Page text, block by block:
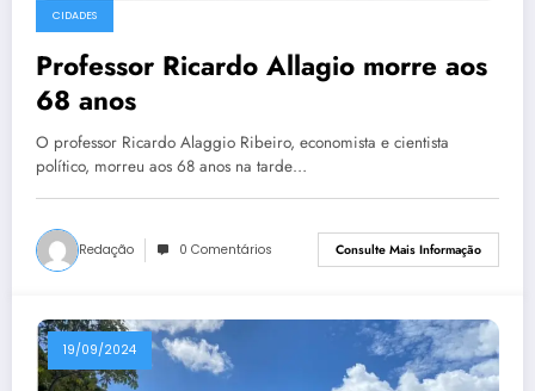
CIDADES
Professor Ricardo Allagio morre aos
68 anos
O professor Ricardo Alaggio Ribeiro, economista e cientista
político, morreu aos 68 anos na tarde…
Redação 0 Comentários Consulte Mais Informação
19/09/2024